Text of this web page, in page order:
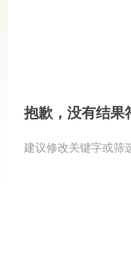
抱歉，没有结果
建议修改关键字或筛